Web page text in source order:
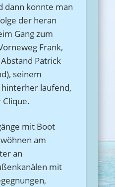
dann konnte man
der heran
Gang zum
Frank,
Patrick
seinem
hinterher laufend,
Clique.
mit Boot
am
an
mit